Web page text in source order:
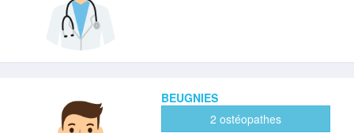
BEUGNIES
2 ostéopathes